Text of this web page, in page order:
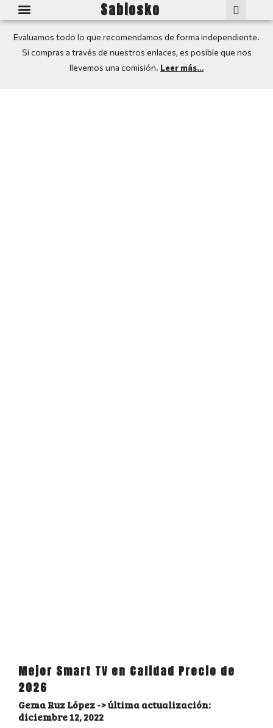
Sabiosko
Evaluamos todo lo que recomendamos de forma independiente.
Si compras a través de nuestros enlaces, es posible que nos
llevemos una comisión. Leer más…
Mejor Smart TV en Calidad Precio de
2026
Gema Ruz López
diciembre 12, 2022